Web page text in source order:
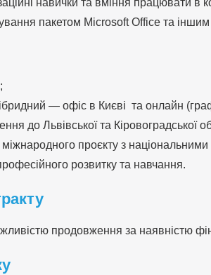
навички та вміння працювати в
пакетом Microsoft Office та
— офіс в Києві та онлайн
до Львівської та Кіровоградської
міжнародного проєкту з
розвитку та навчання.
продовження за наявністю